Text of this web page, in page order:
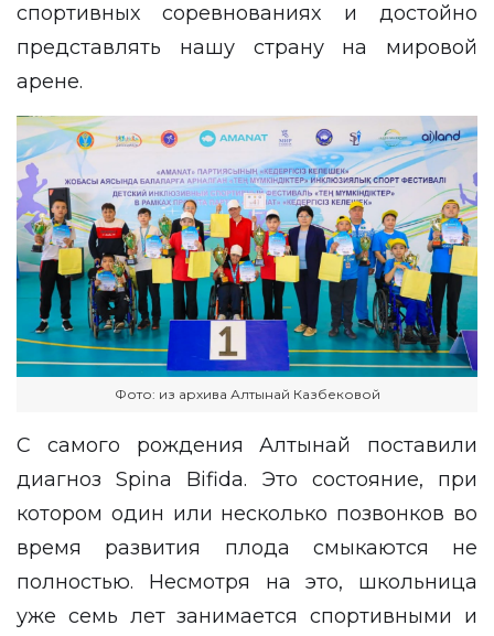
спортивных соревнованиях и достойно
представлять нашу страну на мировой
арене.
Фото: из архива Алтынай Казбековой
С самого рождения Алтынай поставили
диагноз Spina Bifida. Это состояние, при
котором один или несколько позвонков во
время развития плода смыкаются не
полностью. Несмотря на это, школьница
уже семь лет занимается спортивными и